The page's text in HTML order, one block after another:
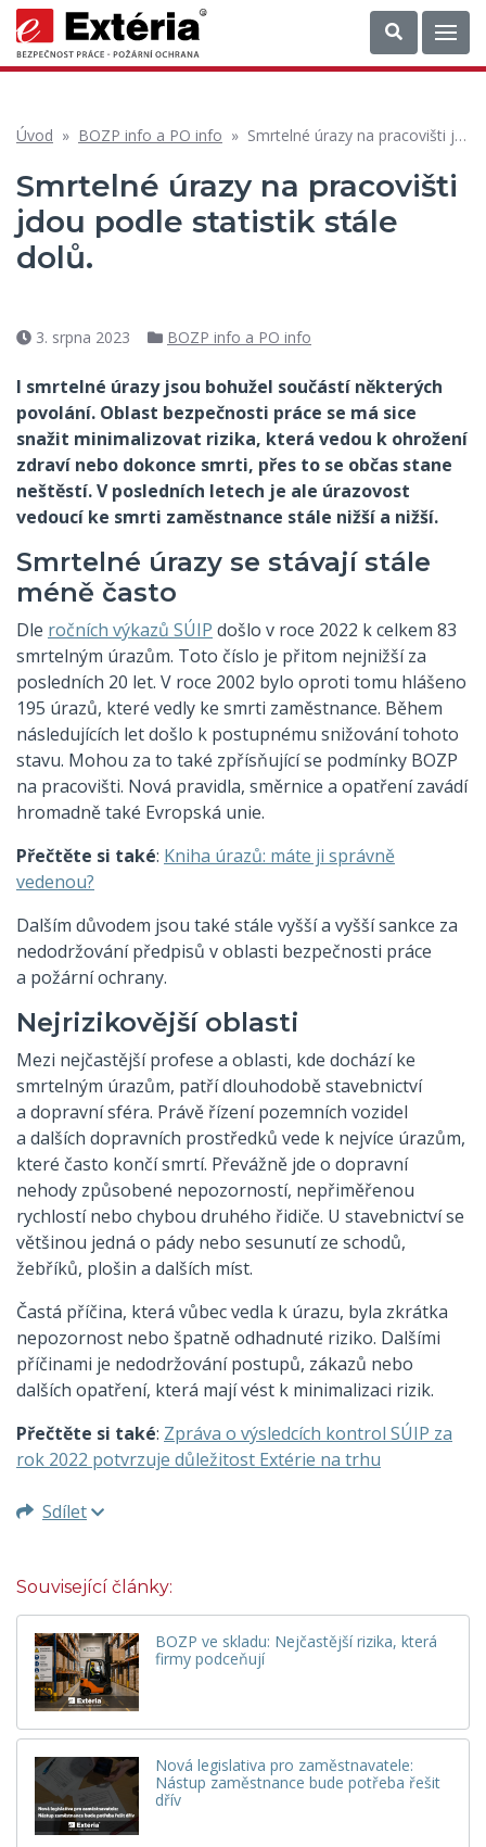
Úvod » BOZP info a PO info » Smrtelné úrazy na pracovišti jdou podle statistik stále dolů.
Smrtelné úrazy na pracovišti
jdou podle statistik stále
dolů.
Datum3. srpna 2023 Rubriky
BOZP info a PO info
I smrtelné úrazy jsou bohužel součástí některých
povolání. Oblast bezpečnosti práce se má sice
snažit minimalizovat rizika, která vedou k ohrožení
zdraví nebo dokonce smrti, přes to se občas stane
neštěstí. V posledních letech je ale úrazovost
vedoucí ke smrti zaměstnance stále nižší a nižší.
Smrtelné úrazy se stávají stále
méně často
Dle ročních výkazů SÚIP došlo v roce 2022 k celkem 83
smrtelným úrazům. Toto číslo je přitom nejnižší za
posledních 20 let. V roce 2002 bylo oproti tomu hlášeno
195 úrazů, které vedly ke smrti zaměstnance. Během
následujících let došlo k postupnému snižování tohoto
stavu. Mohou za to také zpřísňující se podmínky BOZP
na pracovišti. Nová pravidla, směrnice a opatření zavádí
hromadně také Evropská unie.
Přečtěte si také: Kniha úrazů: máte ji správně
vedenou?
Dalším důvodem jsou také stále vyšší a vyšší sankce za
nedodržování předpisů v oblasti bezpečnosti práce
a požární ochrany.
Nejrizikovější oblasti
Mezi nejčastější profese a oblasti, kde dochází ke
smrtelným úrazům, patří dlouhodobě stavebnictví
a dopravní sféra. Právě řízení pozemních vozidel
a dalších dopravních prostředků vede k nejvíce úrazům,
které často končí smrtí. Převážně jde o dopravní
nehody způsobené nepozorností, nepřiměřenou
rychlostí nebo chybou druhého řidiče. U stavebnictví se
většinou jedná o pády nebo sesunutí ze schodů,
žebříků, plošin a dalších míst.
Častá příčina, která vůbec vedla k úrazu, byla zkrátka
nepozornost nebo špatně odhadnuté riziko. Dalšími
příčinami je nedodržování postupů, zákazů nebo
dalších opatření, která mají vést k minimalizaci rizik.
Přečtěte si také: Zpráva o výsledcích kontrol SÚIP za
rok 2022 potvrzuje důležitost Extérie na trhu
Sdílet
Související články:
BOZP ve skladu: Nejčastější rizika, která
firmy podceňují
Nová legislativa pro zaměstnavatele:
Nástup zaměstnance bude potřeba řešit
dřív